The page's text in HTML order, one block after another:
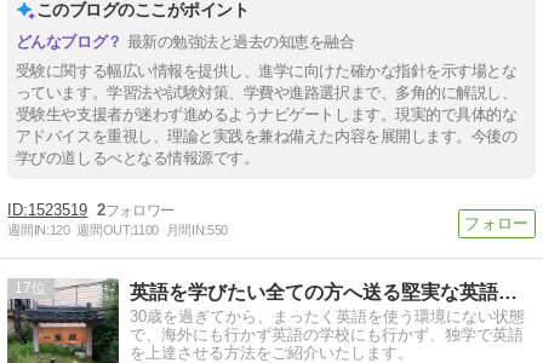
このブログのここがポイント
最新の勉強法と過去の知恵を融合
受験に関する幅広い情報を提供し、進学に向けた確かな指針を示す場とな
っています。学習法や試験対策、学費や進路選択まで、多角的に解説し、
受験生や支援者が迷わず進めるようナビゲートします。現実的で具体的な
アドバイスを重視し、理論と実践を兼ね備えた内容を展開します。今後の
学びの道しるべとなる情報源です。
1523519 2
週間IN:120 週間OUT:1100 月間IN:550
17 英語を学びたい全ての方へ送る堅実な英語独学方法〜過去の振返り
30歳を過ぎてから、まったく英語を使う環境にない状態
で、海外にも行かず英語の学校にも行かず、独学で英語
を上達させる方法をご紹介いたします。